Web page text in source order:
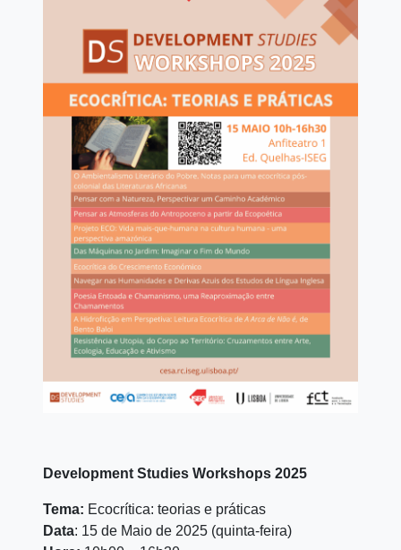
Development Studies Workshops 2025
Tema: Ecocrítica: teorias e práticas
Data: 15 de Maio de 2025 (quinta-feira)